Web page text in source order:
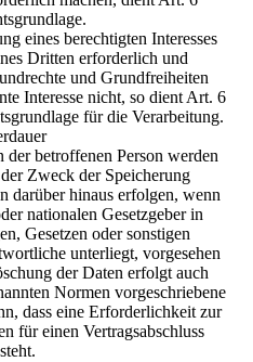
eines berechtigten Interesses
Dritten erforderlich und
und Grundfreiheiten
Interesse nicht, so dient Art. 6
für die Verarbeitung.
der betroffenen Person werden
Zweck der Speicherung
darüber hinaus erfolgen, wenn
nationalen Gesetzgeber in
Gesetzen oder sonstigen
unterliegt, vorgesehen
der Daten erfolgt auch
Normen vorgeschriebene
dass eine Erforderlichkeit zur
für einen Vertragsabschluss